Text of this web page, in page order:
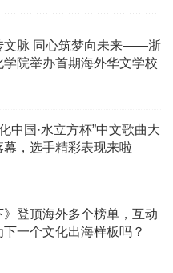
文脉 同心筑梦向未来——浙
学院举办首期海外华文学校
中国·水立方杯”中文歌曲大
幕，选手精彩表现来啦
》登顶海外多个榜单，互动
一个文化出海样板吗？